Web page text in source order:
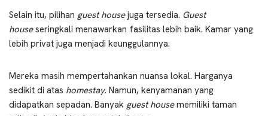
Selain itu, pilihan guest housejuga tersedia. Guest
houseseringkali menawarkan fasilitas lebih baik. Kamar yang
lebih privat juga menjadi keunggulannya.
Mereka masih mempertahankan nuansa lokal. Harganya
sedikit di atas homestay. Namun, kenyamanan yang
didapatkan sepadan. Banyak guest housememiliki taman